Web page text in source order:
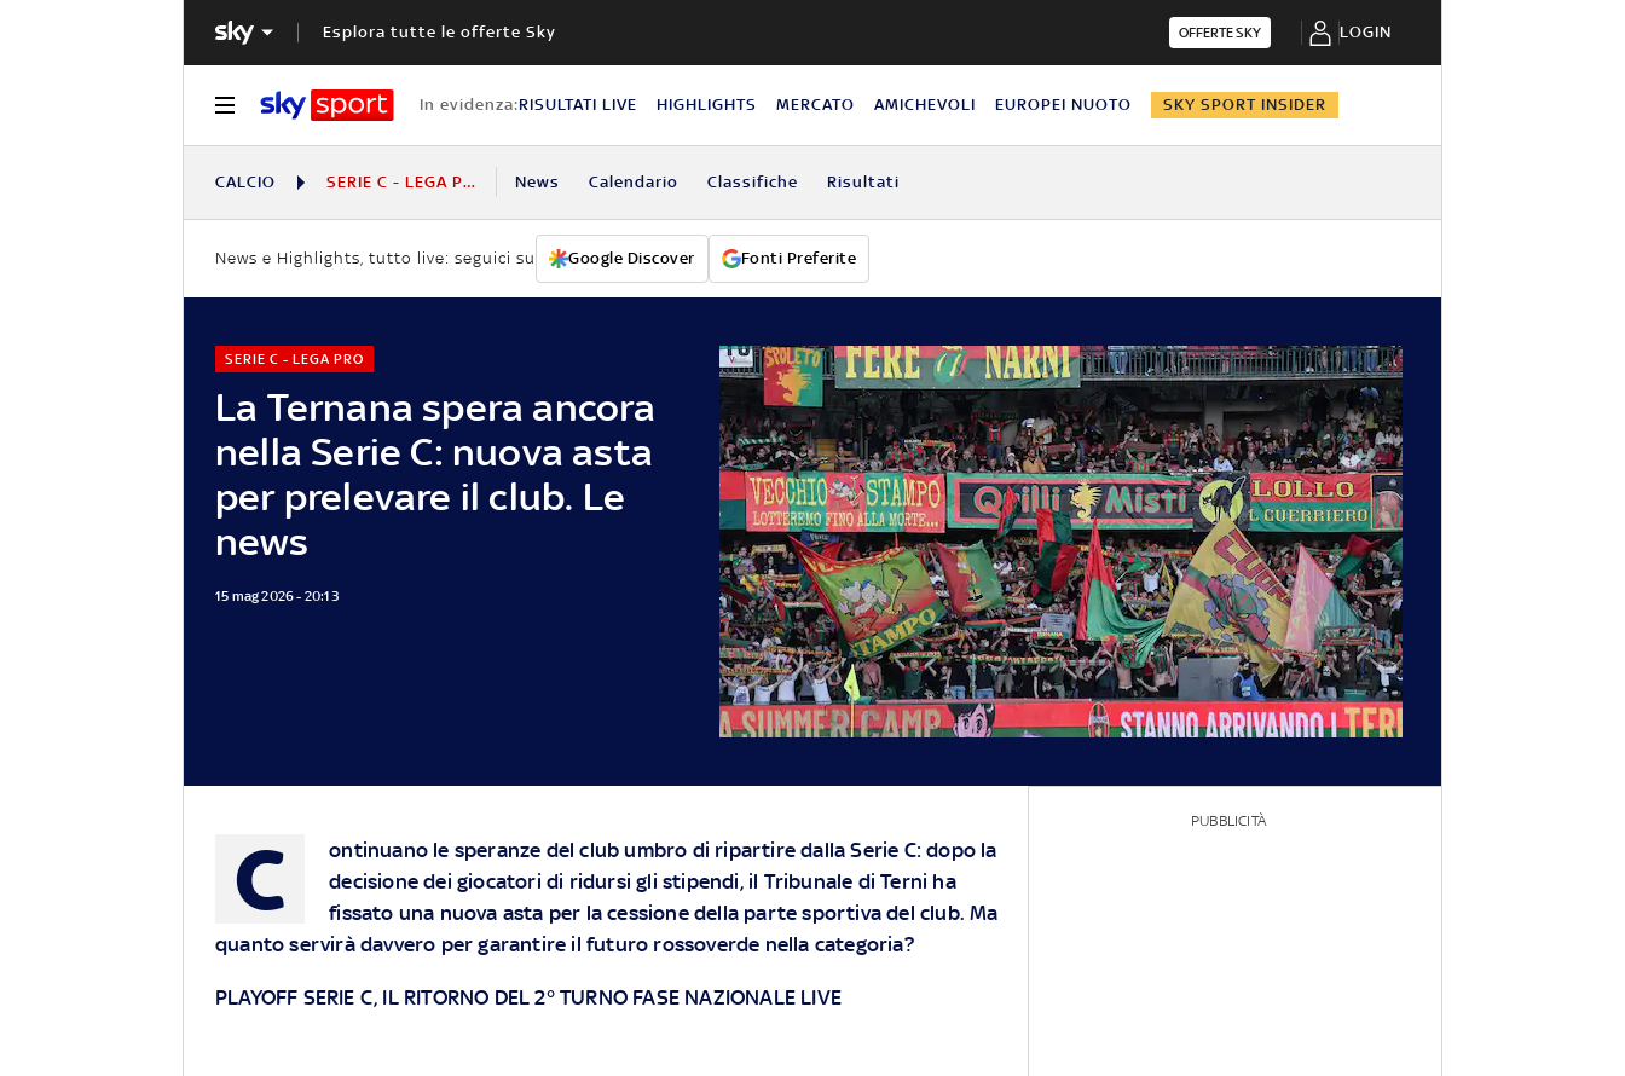
Esplora tutte le offerte Sky OFFERTE SKY LOGIN
In evidenza:RISULTATI LIVE HIGHLIGHTS MERCATO AMICHEVOLI EUROPEI NUOTO SKY SPORT INSIDER
CALCIO SERIE C - LEGA PRO News Calendario Classifiche Risultati
News e Highlights, tutto live: seguici su Google Discover Fonti Preferite
La Ternana spera ancora
nella Serie C: nuova asta
per prelevare il club. Le
news
SERIE C - LEGA PRO
15 mag 2026 - 20:13
C
ontinuano le speranze del club umbro di ripartire dalla Serie C: dopo la
decisione dei giocatori di ridursi gli stipendi, il Tribunale di Terni ha
fissato una nuova asta per la cessione della parte sportiva del club. Ma
quanto servirà davvero per garantire il futuro rossoverde nella categoria?
PLAYOFF SERIE C, IL RITORNO DEL 2° TURNO FASE NAZIONALE LIVE
PUBBLICITÀ